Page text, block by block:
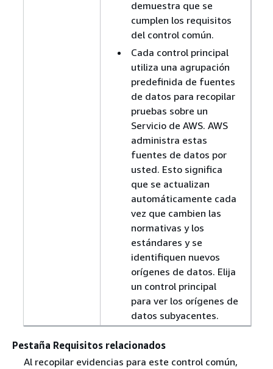
demuestra que se
cumplen los requisitos
del control común.
Cada control principal
utiliza una agrupación
predefinida de fuentes
de datos para recopilar
pruebas sobre un
Servicio de AWS. AWS
administra estas
fuentes de datos por
usted. Esto significa
que se actualizan
automáticamente cada
vez que cambien las
normativas y los
estándares y se
identifiquen nuevos
orígenes de datos. Elija
un control principal
para ver los orígenes de
datos subyacentes.
Pestaña Requisitos relacionados
Al recopilar evidencias para este control común,